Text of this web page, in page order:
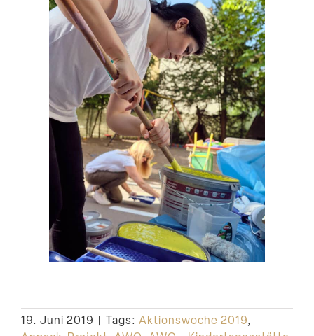
19. Juni 2019 | Tags: Aktionswoche 2019,